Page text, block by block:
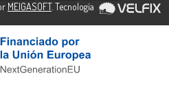
MEIGASOFT. Tecnología